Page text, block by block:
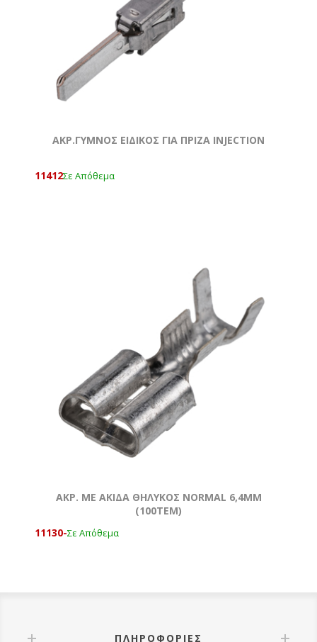
ΑΚΡ.ΓΥΜΝΟΣ ΕΙΔΙΚΟΣ ΓΙΑ ΠΡΙΖΑ INJECTION
11412Σε Απόθεμα
ΑΚΡ. ΜΕ ΑΚΙΔΑ ΘΗΛΥΚΟΣ NORMAL 6,4MM
(100ΤΕΜ)
11130-Σε Απόθεμα
ΠΛΗΡΟΦΟΡΊΕΣ